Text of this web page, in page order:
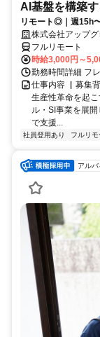
AI基盤を構築
リモート◎｜週15h
株式会社アップグ
フルリモート
時給3,000円～
勤務時間詳細 フ
仕事内容 ▏
生産性革命を起
ル・SI事業を展
で支援...
社員登用あり フルリモ
アルバ